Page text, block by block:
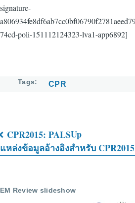
signature-
74cd-poli-151112124323-lva1-app6892]
Tags CPR
Book
CPR2015: PALSUp
แหล่งข้อมูลอ้างอิงสำหรับ CPR2015
EM Review slideshow